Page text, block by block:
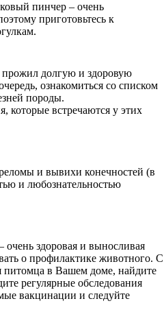
пинчер – очень
приготовьтесь к
долгую и здоровую
ознакомиться со списком
породы.
которые встречаются у этих
и вывихи конечностей (в
и любознательностью
здоровая и выносливая
о профилактике животного. С
питомца в Вашем доме, найдите
регулярные обследования
вакцинации и следуйте